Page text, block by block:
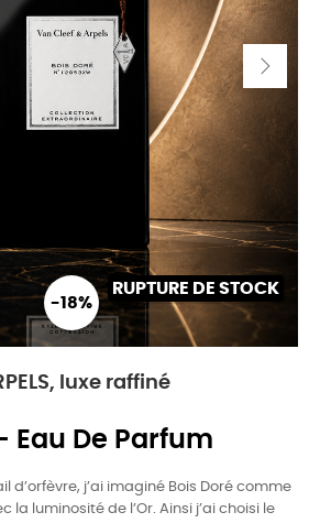
-18%
RUPTURE DE STOCK
luxe raffiné
- Eau De Parfum
d’orfèvre, j’ai imaginé Bois Doré comme
la luminosité de l’Or. Ainsi j’ai choisi le